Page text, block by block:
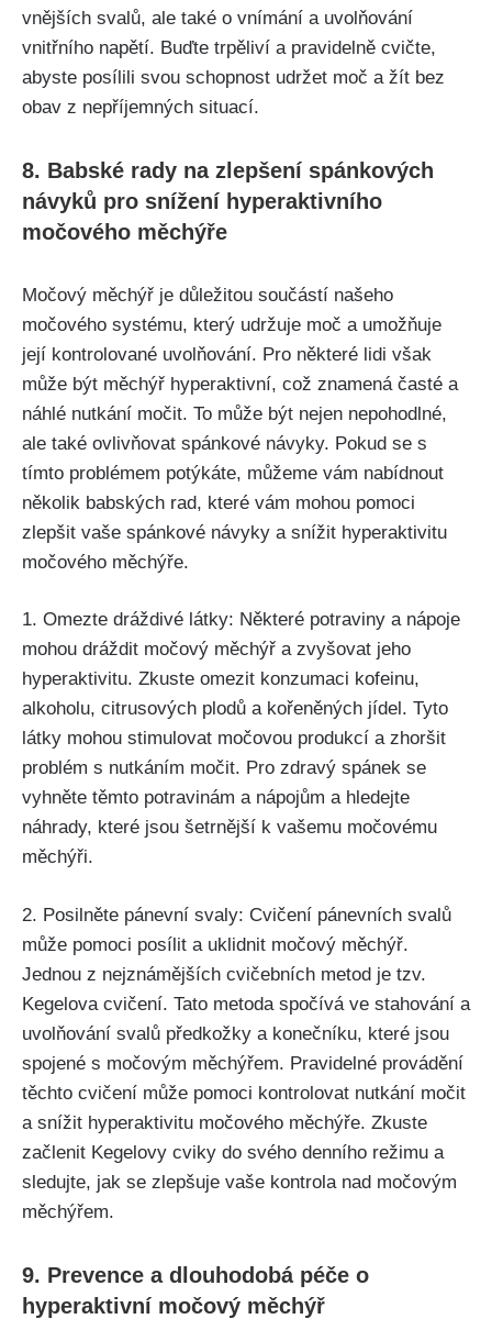
vnějších ‍svalů, ale⁢ také​ o vnímání a ‌uvolňování
vnitřního ⁤napětí. Buďte trpěliví a ‍pravidelně cvičte,
abyste ⁢posílili svou schopnost udržet‌ moč ⁣a žít bez
obav z nepříjemných ​situací.
8. Babské rady na zlepšení spánkových
návyků pro‍ snížení hyperaktivního ​
močového měchýře
Močový⁢ měchýř je důležitou součástí našeho⁢
močového systému, který⁤ udržuje moč a umožňuje
‍její kontrolované ​uvolňování. Pro některé lidi však
může být ⁤měchýř hyperaktivní, což znamená‌ časté⁤ a
náhlé⁣ nutkání močit. To⁣ může⁤ být nejen⁢ nepohodlné,
ale⁤ také ⁤ovlivňovat spánkové návyky. Pokud se s
⁢tímto problémem potýkáte,‌ můžeme vám⁢ nabídnout ​
několik babských rad, ⁢které vám​ mohou pomoci
⁣zlepšit ‌vaše spánkové ​návyky⁣ a snížit hyperaktivitu‌
močového měchýře.
1. Omezte dráždivé ⁤látky: Některé ⁣potraviny a nápoje
mohou dráždit ⁢močový‌ měchýř a zvyšovat ⁢jeho
hyperaktivitu. Zkuste​ omezit konzumaci⁢ kofeinu,
alkoholu, citrusových plodů a kořeněných jídel. Tyto
látky ⁣mohou stimulovat močovou ⁤produkcí a zhoršit
problém s nutkáním močit.⁣ Pro zdravý ​spánek ⁢se
⁣vyhněte těmto potravinám ⁣a nápojům‍ a hledejte
náhrady, které ‌jsou šetrnější k‍ vašemu močovému
měchýři.
2. ⁢Posilněte pánevní​ svaly:‌ Cvičení pánevních svalů
může pomoci posílit⁣ a uklidnit močový měchýř.
Jednou z nejznámějších cvičebních‌ metod ⁣je tzv.‍
Kegelova cvičení. Tato metoda spočívá ve⁢ stahování a
uvolňování svalů předkožky a konečníku, které jsou​
spojené s⁤ močovým‌ měchýřem. Pravidelné provádění
těchto cvičení​ může ⁣pomoci kontrolovat nutkání močit
a snížit⁤ hyperaktivitu močového měchýře. Zkuste
začlenit ⁣Kegelovy cviky ‍do ‌svého denního⁢ režimu a
sledujte,⁤ jak se zlepšuje vaše kontrola nad močovým
měchýřem.
9. Prevence a ⁣dlouhodobá péče o
hyperaktivní močový měchýř